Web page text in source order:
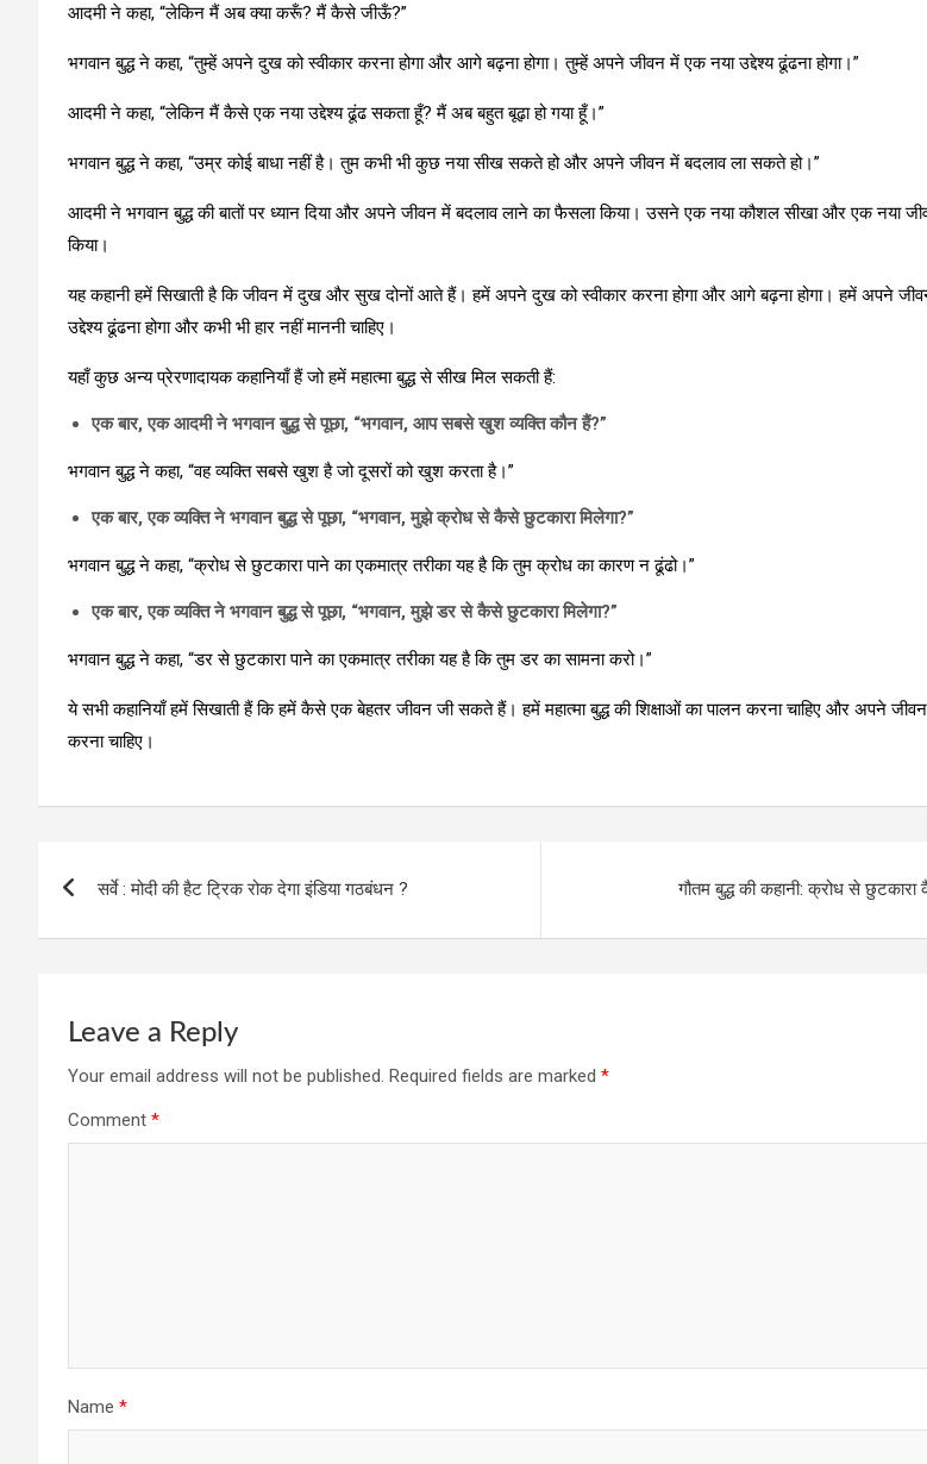
आदमी ने कहा, “लेकिन मैं अब क्या करूँ? मैं कैसे जीऊँ?”
भगवान बुद्ध ने कहा, “तुम्हें अपने दुख को स्वीकार करना होगा और आगे बढ़ना होगा। तुम्हें अपने जीवन में एक नया उद्देश्य ढूंढना होगा।”
आदमी ने कहा, “लेकिन मैं कैसे एक नया उद्देश्य ढूंढ सकता हूँ? मैं अब बहुत बूढ़ा हो गया हूँ।”
भगवान बुद्ध ने कहा, “उम्र कोई बाधा नहीं है। तुम कभी भी कुछ नया सीख सकते हो और अपने जीवन में बदलाव ला सकते हो।”
आदमी ने भगवान बुद्ध की बातों पर ध्यान दिया और अपने जीवन में बदलाव लाने का फैसला किया। उसने एक नया कौशल सीखा और एक नया
किया।
यह कहानी हमें सिखाती है कि जीवन में दुख और सुख दोनों आते हैं। हमें अपने दुख को स्वीकार करना होगा और आगे बढ़ना होगा। हमें अपने
उद्देश्य ढूंढना होगा और कभी भी हार नहीं माननी चाहिए।
यहाँ कुछ अन्य प्रेरणादायक कहानियाँ हैं जो हमें महात्मा बुद्ध से सीख मिल सकती हैं:
एक बार, एक आदमी ने भगवान बुद्ध से पूछा, “भगवान, आप सबसे खुश व्यक्ति कौन हैं?”
भगवान बुद्ध ने कहा, “वह व्यक्ति सबसे खुश है जो दूसरों को खुश करता है।”
एक बार, एक व्यक्ति ने भगवान बुद्ध से पूछा, “भगवान, मुझे क्रोध से कैसे छुटकारा मिलेगा?”
भगवान बुद्ध ने कहा, “क्रोध से छुटकारा पाने का एकमात्र तरीका यह है कि तुम क्रोध का कारण न ढूंढो।”
एक बार, एक व्यक्ति ने भगवान बुद्ध से पूछा, “भगवान, मुझे डर से कैसे छुटकारा मिलेगा?”
भगवान बुद्ध ने कहा, “डर से छुटकारा पाने का एकमात्र तरीका यह है कि तुम डर का सामना करो।”
ये सभी कहानियाँ हमें सिखाती हैं कि हमें कैसे एक बेहतर जीवन जी सकते हैं। हमें महात्मा बुद्ध की शिक्षाओं का पालन करना चाहिए और अपने
करना चाहिए।
सर्वे : मोदी की हैट ट्रिक रोक देगा इंडिया गठबंधन ? गौतम बुद्ध की कहानी: क्रोध से छुटकारा
Leave a Reply
Your email address will not be published. Required fields are marked *
Comment *
Name *